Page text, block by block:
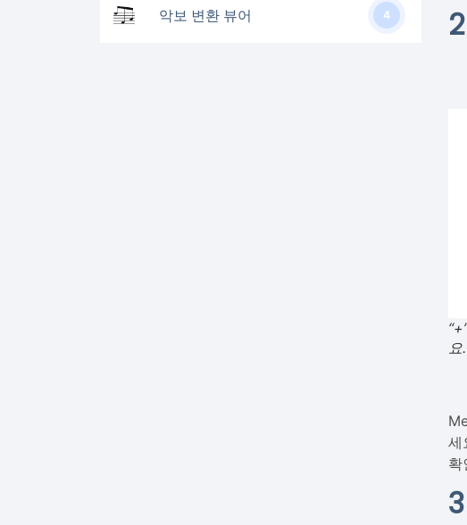
악보 변환 뷰어 4
요.
세
확